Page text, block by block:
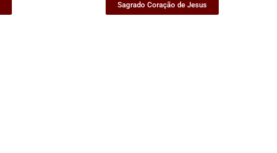
Sagrado Coração de Jesus